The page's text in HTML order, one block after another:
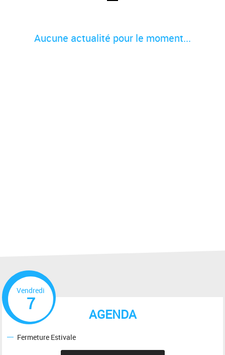
Aucune actualité pour le moment...
AGENDA
Vendredi
7
Fermeture Estivale